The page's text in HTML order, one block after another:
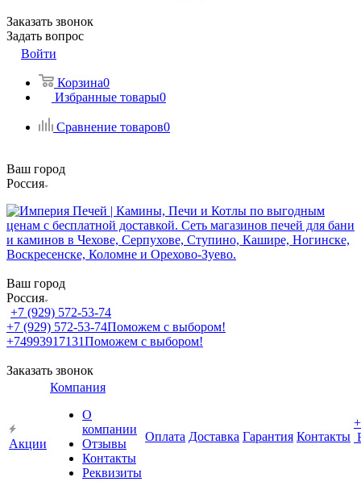
Заказать звонок
Задать вопрос
Войти
Корзина0
Избранные товары0
Сравнение товаров0
Ваш город
Россия
Ваш город
Россия
+7 (929) 572-53-74
+7 (929) 572-53-74Поможем с выбором!
+74993917131Поможем с выбором!
Заказать звонок
Акции
Компания
О
компании
Отзывы
Контакты
Реквизиты
Оплата Доставка Гарантия Контакты
+